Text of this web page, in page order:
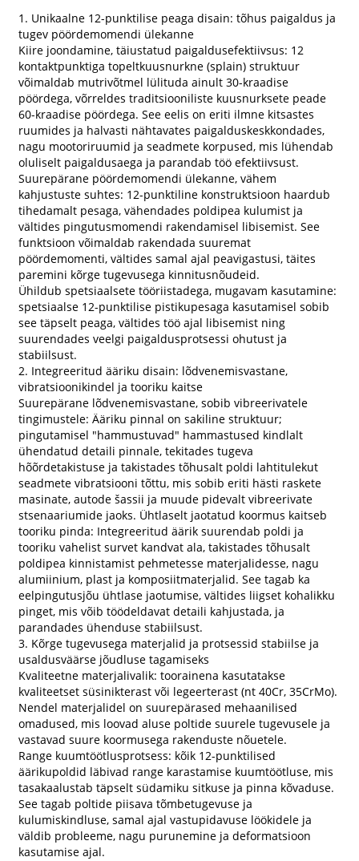
1. Unikaalne 12-punktilise peaga disain: tõhus paigaldus ja
tugev pöördemomendi ülekanne
Kiire joondamine, täiustatud paigaldusefektiivsus: 12
kontaktpunktiga topeltkuusnurkne (splain) struktuur
võimaldab mutrivõtmel lülituda ainult 30-kraadise
pöördega, võrreldes traditsiooniliste kuusnurksete peade
60-kraadise pöördega. See eelis on eriti ilmne kitsastes
ruumides ja halvasti nähtavates paigalduskeskkondades,
nagu mootoriruumid ja seadmete korpused, mis lühendab
oluliselt paigaldusaega ja parandab töö efektiivsust.
Suurepärane pöördemomendi ülekanne, vähem
kahjustuste suhtes: 12-punktiline konstruktsioon haardub
tihedamalt pesaga, vähendades poldipea kulumist ja
vältides pingutusmomendi rakendamisel libisemist. See
funktsioon võimaldab rakendada suuremat
pöördemomenti, vältides samal ajal peavigastusi, täites
paremini kõrge tugevusega kinnitusnõudeid.
Ühildub spetsiaalsete tööriistadega, mugavam kasutamine:
spetsiaalse 12-punktilise pistikupesaga kasutamisel sobib
see täpselt peaga, vältides töö ajal libisemist ning
suurendades veelgi paigaldusprotsessi ohutust ja
stabiilsust.
2. Integreeritud ääriku disain: lõdvenemisvastane,
vibratsioonikindel ja tooriku kaitse
Suurepärane lõdvenemisvastane, sobib vibreerivatele
tingimustele: Ääriku pinnal on sakiline struktuur;
pingutamisel "hammustuvad" hammastused kindlalt
ühendatud detaili pinnale, tekitades tugeva
hõõrdetakistuse ja takistades tõhusalt poldi lahtitulekut
seadmete vibratsiooni tõttu, mis sobib eriti hästi raskete
masinate, autode šassii ja muude pidevalt vibreerivate
stsenaariumide jaoks. Ühtlaselt jaotatud koormus kaitseb
tooriku pinda: Integreeritud äärik suurendab poldi ja
tooriku vahelist survet kandvat ala, takistades tõhusalt
poldipea kinnistamist pehmetesse materjalidesse, nagu
alumiinium, plast ja komposiitmaterjalid. See tagab ka
eelpingutusjõu ühtlase jaotumise, vältides liigset kohalikku
pinget, mis võib töödeldavat detaili kahjustada, ja
parandades ühenduse stabiilsust.
3. Kõrge tugevusega materjalid ja protsessid stabiilse ja
usaldusväärse jõudluse tagamiseks
Kvaliteetne materjalivalik: toorainena kasutatakse
kvaliteetset süsinikterast või legeerterast (nt 40Cr, 35CrMo).
Nendel materjalidel on suurepärased mehaanilised
omadused, mis loovad aluse poltide suurele tugevusele ja
vastavad suure koormusega rakenduste nõuetele.
Range kuumtöötlusprotsess: kõik 12-punktilised
äärikupoldid läbivad range karastamise kuumtöötluse, mis
tasakaalustab täpselt südamiku sitkuse ja pinna kõvaduse.
See tagab poltide piisava tõmbetugevuse ja
kulumiskindluse, samal ajal vastupidavuse löökidele ja
väldib probleeme, nagu purunemine ja deformatsioon
kasutamise ajal.